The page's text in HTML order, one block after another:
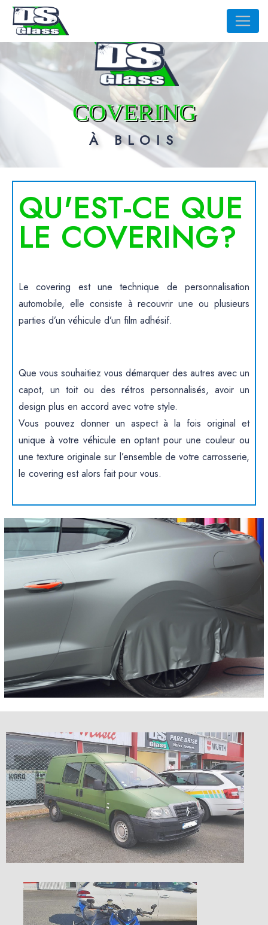
COVERING
À BLOIS
QU'EST-CE QUE
LE COVERING?
Le covering est une technique de personnalisation
automobile, elle consiste à recouvrir une ou plusieurs
parties d’un véhicule d’un film adhésif.
Que vous souhaitiez vous démarquer des autres avec un
capot, un toit ou des rétros personnalisés, avoir un
design plus en accord avec votre style.
Vous pouvez donner un aspect à la fois original et
unique à votre véhicule en optant pour une couleur ou
une texture originale sur l’ensemble de votre carrosserie,
le covering est alors fait pour vous.
Panneau de gestion des cookies